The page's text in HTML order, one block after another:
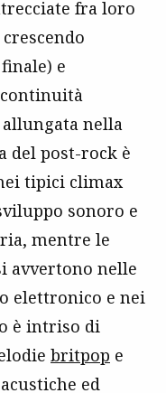
fra loro
e
allungata nella
del post-rock è
tipici climax
sonoro e
mentre le
avvertono nelle
elettronico e nei
è intriso di
britpop e
ed